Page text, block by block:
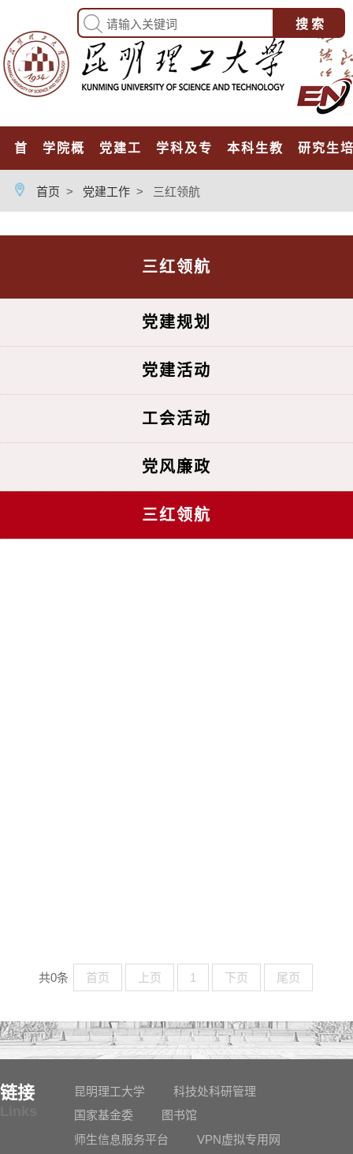
首页 学院概况 党建工作 学科及专业 本科生教育 研究生
首页 > 党建工作 > 三红领航
三红领航
党建规划
党建活动
工会活动
党风廉政
三红领航
共0条 首页 上页 1 下页 尾页
链接 昆明理工大学
科技处科研管理
国家基金委
图书馆
师生信息服务平台
VPN虚拟专用网